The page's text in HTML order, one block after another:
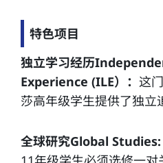
特色项目
独立学习经历
Experience (ILE）： 这
莎高年级学生提供了独立
全球研究Global Studies: